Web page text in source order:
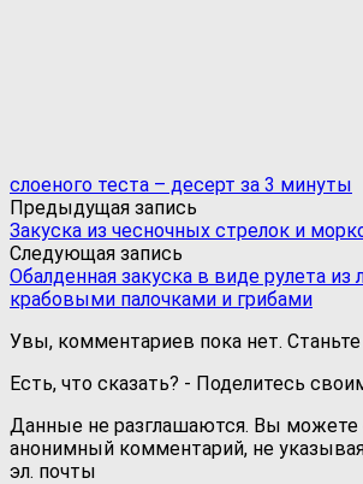
слоеного теста – десерт за 3 минуты
Предыдущая запись
Закуска из чесночных стрелок и
Следующая запись
Обалденная закуска в виде рулета из
крабовыми палочками и грибами
Увы, комментариев пока нет.
Есть, что сказать? - Поделитесь
Данные не разглашаются. Вы можете
анонимный комментарий, не
эл. почты